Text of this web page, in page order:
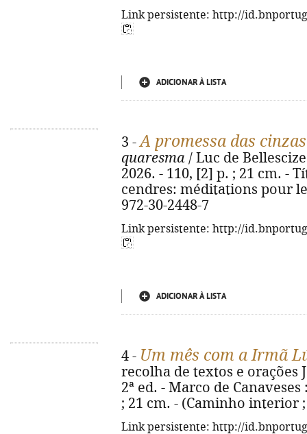
Link persistente: http://
ADICIONAR À LISTA
3 -A promessa das cinzas
quaresma / Luc de
2026. - 110, [2] p. ; 21 cm. -
cendres: méditations pour
972-30-2448-7
Link persistente: http://
ADICIONAR À LISTA
4 - Um mês com a Irmã
recolha de textos e orações
2ª ed. - Marco de
; 21 cm. - (Caminho interior ;
Link persistente: http://